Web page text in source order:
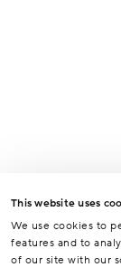
This website uses
We use cookies to
features and to
of our site with our